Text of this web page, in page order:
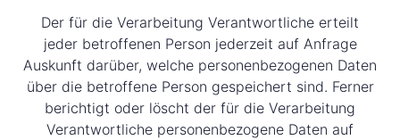
Der für die Verarbeitung Verantwortliche erteilt
jeder betroffenen Person jederzeit auf Anfrage
Auskunft darüber, welche personenbezogenen Daten
über die betroffene Person gespeichert sind. Ferner
berichtigt oder löscht der für die Verarbeitung
Verantwortliche personenbezogene Daten auf